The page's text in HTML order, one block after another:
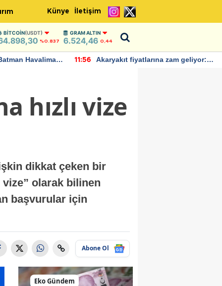
Künye İletişim
BITCOIN(USDT)
%0.837
GRAM ALTIN
6.524,46 0,44
Havalimanı
11:56
Akaryakıt fiyatlarına zam geliyor:
hızlı vize
dikkat çeken bir
vize” olarak bilinen
başvurular için
Abone Ol
Eko Gündem